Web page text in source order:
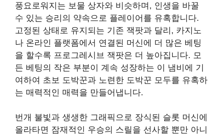
풍요로워지는 보물 상자와 비슷하며, 인생을 바꿀
수 있는 승리의 약속으로 플레이어를 유혹합니다.
고정된 상태로 유지되는 기존 잭팟과 달리, 카지노
나 온라인 플랫폼에서 연결된 머신에 더 많은 베팅
을 할수록 프로그레시브 잭팟은 더 높아집니다. 모
든 베팅의 작은 부분이 계속 성장하는 이 냄비에 기
여하여 초보 도박꾼과 노련한 도박꾼 모두를 유혹하
는 매력적인 매력을 만들어냅니다.
번개 불빛과 생생한 그래픽으로 장식된 슬롯 머신에
올라타면 잠재적인 우승의 스릴을 선사할 뿐만 아니